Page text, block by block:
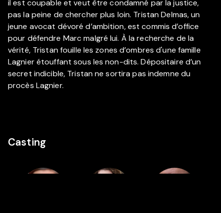
il est coupable et veut être condamné par la justice,
pas la peine de chercher plus loin. Tristan Delmas, un
jeune avocat dévoré d’ambition, est commis d’office
pour défendre Marc malgré lui. À la recherche de la
vérité, Tristan fouille les zones d’ombres d'une famille
Lagnier étouffant sous les non-dits. Dépositaire d’un
secret indicible, Tristan ne sortira pas indemne du
procès Lagnier.
Casting